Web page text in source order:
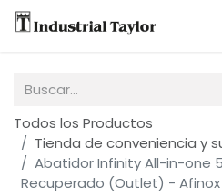
Todos los Productos
Tienda de conveniencia y
Abatidor Infinity All-in-one
Recuperado (Outlet) - Afinox